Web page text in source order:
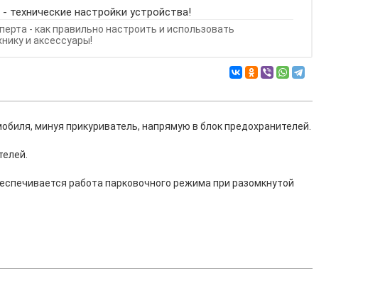
настройки устройства!
- как правильно настроить и использовать
и аксессуары!
минуя прикуриватель, напрямую в блок предохранителей.
работа парковочного режима при разомкнутой